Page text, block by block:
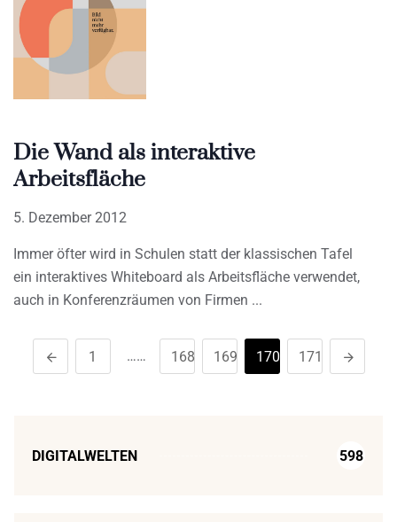
Die Wand als interaktive
Arbeitsfläche
5. Dezember 2012
Immer öfter wird in Schulen statt der klassischen Tafel
ein interaktives Whiteboard als Arbeitsfläche verwendet,
auch in Konferenzräumen von Firmen
1 …… 168 169 170 171
DIGITALWELTEN 598